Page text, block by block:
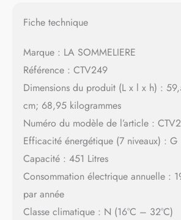
Fiche technique
Marque : LA SOMMELIERE
Référence : CTV249
Dimensions du produit (L x l x h) :
cm; 68,95 kilogrammes
Numéro du modèle de l’article :
Efficacité énergétique (7 niveaux) : G
Capacité : 451 Litres
Consommation électrique annuelle :
par année
Classe climatique : N (16°C – 32°C)